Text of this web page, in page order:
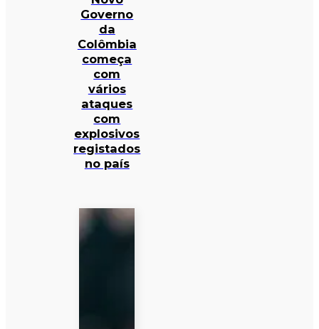
Governo
da
Colômbia
começa
com
vários
ataques
com
explosivos
registados
no país